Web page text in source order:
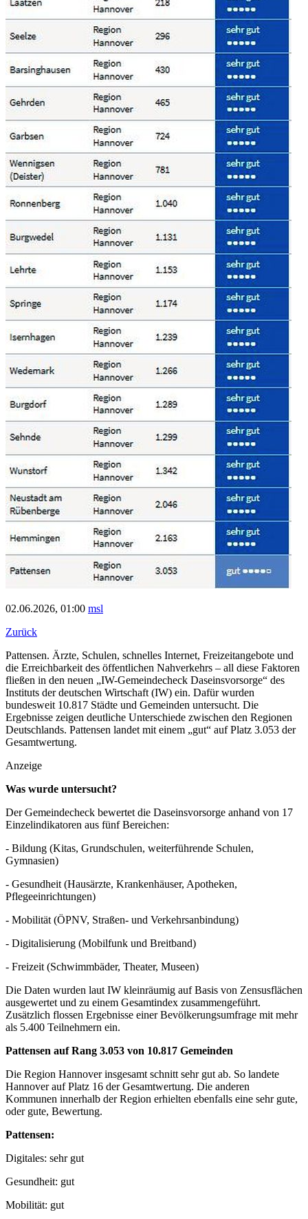
02.06.2026, 01:00 msl
Zurück
Pattensen. Ärzte, Schulen, schnelles Internet, Freizeitangebote und
die Erreichbarkeit des öffentlichen Nahverkehrs – all diese Faktoren
fließen in den neuen „IW-Gemeindecheck Daseinsvorsorge“ des
Instituts der deutschen Wirtschaft (IW) ein. Dafür wurden
bundesweit 10.817 Städte und Gemeinden untersucht. Die
Ergebnisse zeigen deutliche Unterschiede zwischen den Regionen
Deutschlands. Pattensen landet mit einem „gut“ auf Platz 3.053 der
Gesamtwertung.
Anzeige
Was wurde untersucht?
Der Gemeindecheck bewertet die Daseinsvorsorge anhand von 17
Einzelindikatoren aus fünf Bereichen:
- Bildung (Kitas, Grundschulen, weiterführende Schulen,
Gymnasien)
- Gesundheit (Hausärzte, Krankenhäuser, Apotheken,
Pflegeeinrichtungen)
- Mobilität (ÖPNV, Straßen- und Verkehrsanbindung)
- Digitalisierung (Mobilfunk und Breitband)
- Freizeit (Schwimmbäder, Theater, Museen)
Die Daten wurden laut IW kleinräumig auf Basis von Zensusflächen
ausgewertet und zu einem Gesamtindex zusammengeführt.
Zusätzlich flossen Ergebnisse einer Bevölkerungsumfrage mit mehr
als 5.400 Teilnehmern ein.
Pattensen auf Rang 3.053 von 10.817 Gemeinden
Die Region Hannover insgesamt schnitt sehr gut ab. So landete
Hannover auf Platz 16 der Gesamtwertung. Die anderen
Kommunen innerhalb der Region erhielten ebenfalls eine sehr gute,
oder gute, Bewertung.
Pattensen:
Digitales: sehr gut
Gesundheit: gut
Mobilität: gut